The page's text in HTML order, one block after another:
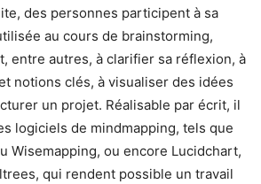
des personnes participent à sa
au cours de brainstorming,
entre autres, à clarifier sa réflexion, à
notions clés, à visualiser des idées
un projet. Réalisable par écrit, il
logiciels de mindmapping, tels que
Wisemapping, ou encore Lucidchart,
qui rendent possible un travail